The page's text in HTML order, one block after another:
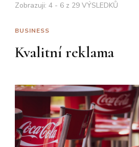
Zobrazuji: 4 - 6 z 29 VÝSLEDKŮ
BUSINESS
Kvalitní reklama